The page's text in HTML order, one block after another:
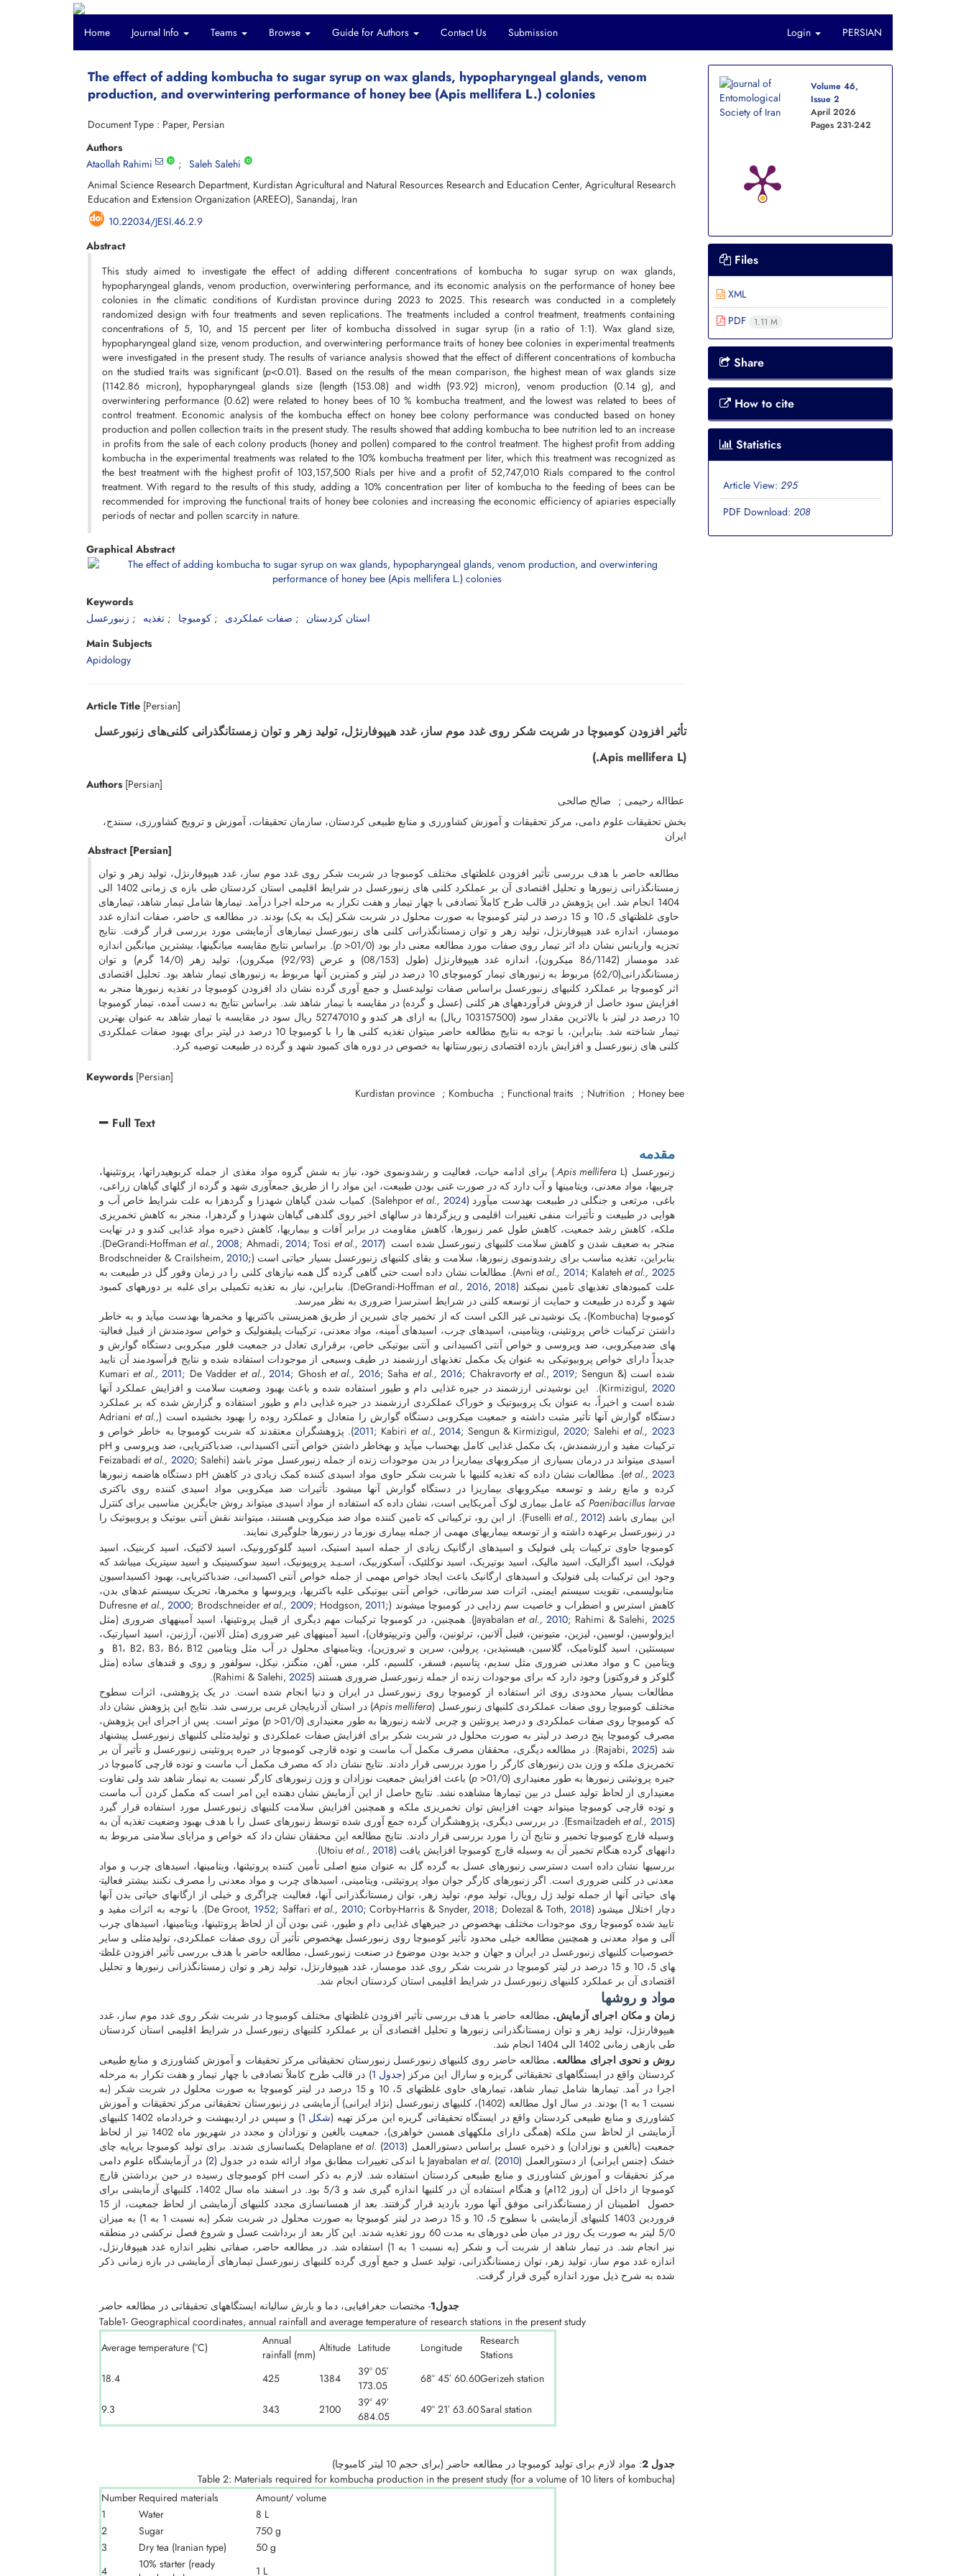
Home Journal Info Teams Browse Guide for Authors Contact Us Submission Login PERSIAN
The effect of adding kombucha to sugar syrup on wax glands, hypopharyngeal glands, venom
production, and overwintering performance of honey bee (Apis mellifera L.) colonies
Document Type : Paper, Persian
Authors
Ataollah Rahimi
Saleh Salehi
Animal Science Research Department, Kurdistan Agricultural and Natural Resources Research and Education Center, Agricultural Research
Education and Extension Organization (AREEO), Sanandaj, Iran
10.22034/JESI.46.2.9
Abstract
This study aimed to investigate the effect of adding different concentrations of kombucha to sugar syrup on wax glands,
hypopharyngeal glands, venom production, overwintering performance, and its economic analysis on the performance of honey bee
colonies in the climatic conditions of Kurdistan province during 2023 to 2025. This research was conducted in a completely
randomized design with four treatments and seven replications. The treatments included a control treatment, treatments containing
concentrations of 5, 10, and 15 percent per liter of kombucha dissolved in sugar syrup (in a ratio of 1:1). Wax gland size,
hypopharyngeal gland size, venom production, and overwintering performance traits of honey bee colonies in experimental treatments
were investigated in the present study. The results of variance analysis showed that the effect of different concentrations of kombucha
on the studied traits was significant (p<0.01). Based on the results of the mean comparison, the highest mean of wax glands size
(1142.86 micron), hypopharyngeal glands size (length (153.08) and width (93.92) micron), venom production (0.14 g), and
overwintering performance (0.62) were related to honey bees of 10 % kombucha treatment, and the lowest was related to bees of
control treatment. Economic analysis of the kombucha effect on honey bee colony performance was conducted based on honey
production and pollen collection traits in the present study. The results showed that adding kombucha to bee nutrition led to an increase
in profits from the sale of each colony products (honey and pollen) compared to the control treatment. The highest profit from adding
kombucha in the experimental treatments was related to the 10% kombucha treatment per liter, which this treatment was recognized as
the best treatment with the highest profit of 103,157,500 Rials per hive and a profit of 52,747,010 Rials compared to the control
treatment. With regard to the results of this study, adding a 10% concentration per liter of kombucha to the feeding of bees can be
recommended for improving the functional traits of honey bee colonies and increasing the economic efficiency of apiaries especially
periods of nectar and pollen scarcity in nature.
Graphical Abstract
Keywords
زنبورعسل
تغذیه کومبوچا صفات عملکردی
استان کردستان
Main Subjects
Apidology
Article Title [Persian]
تأثیر افزودن کومبوچا در شربت شکر روی غدد موم ساز، غدد هیپوفارنژل، تولید زهر و توان زمستانگذرانی کلنی‌های زنبورعسل
(Apis mellifera L.)
Authors [Persian]
عطااله رحیمی
صالح صالحی
بخش تحقیقات علوم دامی، مرکز تحقیقات و آموزش کشاورزی و منابع طبیعی کردستان، سازمان تحقیقات، آموزش و ترویج کشاورزی، سنندج،
ایران
Abstract[Persian]
مطالعه حاضر با هدف بررسی تأثیر افزودن غلظت­های مختلف کومبوچا در شربت شکر روی غدد موم ­ساز، غدد هیپوفارنژل، تولید زهر و توان
زمستانگذرانی زنبورها و تحلیل اقتصادی آن بر عملکرد کلنی ­های زنبورعسل در شرایط اقلیمی استان کردستان طی بازه­ ی زمانی 1402 الی
1404 انجام شد. این پژوهش در قالب طرح کاملاً تصادفی با چهار تیمار و هفت تکرار به مرحله اجرا درآمد. تیمارها شامل تیمار شاهد، تیمارهای
حاوی غلظت­های 5، 10 و 15 درصد در لیتر کومبوچا به صورت محلول در شربت شکر (یک ­به ­یک) بودند. در مطالعه­ ی حاضر، صفات اندازه غدد
موم­ساز، اندازه غدد هیپوفارنژل، تولید زهر و توان زمستانگذرانی کلنی­ های زنبورعسل تیمارهای آزمایشی مورد بررسی قرار گرفت. نتایج
تجزیه واریانس نشان داد اثر تیمار روی صفات مورد مطالعه معنی ­دار بود (01/0<
p). براساس نتایج مقایسه میانگین­ها، بیشترین میانگین اندازه
غدد موم­ساز (86/1142 میکرون)، اندازه غدد هیپوفارنژل (طول (08/153) و عرض (92/93) میکرون)، تولید زهر (14/0 گرم) و توان
زمستانگذرانی(62/0) مربوط به زنبورهای تیمار کومبوچای 10 درصد در لیتر و کمترین آنها مربوط به زنبورهای تیمار شاهد بود. تحلیل اقتصادی
اثر کومبوچا بر عملکرد کلنی­های زنبورعسل براساس صفات تولیدعسل و جمع­ آوری گرده نشان داد افزودن کومبوچا در تغذیه زنبورها منجر به
افزایش سود حاصل از فروش فرآورده­های هر کلنی (عسل و گرده) در مقایسه با تیمار شاهد شد. براساس نتایج به ­دست آمده، تیمار کومبوچا
10 درصد در لیتر با بالاترین مقدار سود (103157500 ریال) به ازای هر کندو و 52747010 ریال سود در مقایسه با تیمار شاهد به عنوان بهترین
تیمار شناخته شد. بنابراین، با توجه به نتایج مطالعه حاضر می­توان تغذیه کلنی­ ها را با کومبوچا 10 درصد در لیتر برای بهبود صفات عملکردی
کلنی ­های زنبورعسل و افزایش بازده اقتصادی زنبورستان­ها به ­خصوص در دوره ­های کمبود شهد و گرده در طبیعت توصیه کرد.
Keywords [Persian]
Honey bee
Nutrition
Functional traits
Kombucha
Kurdistan province
Full Text
مقدمه
زنبورعسل ( Apis melliferaL.) برای ادامه حیات، فعالیت و رشدونموی خود، نیاز به شش گروه مواد مغذی از جمله کربوهیدرات­ها، پروتئین­ها،
چربی­ها، مواد معدنی، ویتامین­ها و آب دارد که در صورت غنی بودن طبیعت، این مواد را از طریق جمع­آوری شهد و گرده از گل­های گیاهان زراعی،
باغی، مرتعی و جنگلی در طبیعت به­دست می­آورد (Salehpor
et al., 2024
). کمیاب شدن گیاهان شهدزا و گرده­زا به علت شرایط خاص آب و
هوایی در طبیعت و تأثیرات منفی تغییرات اقلیمی و ریزگردها در سال­های اخیر روی گلدهی گیاهان شهدزا و گرده­زا، منجر به کاهش تخمریزی
ملکه، کاهش رشد جمعیت، کاهش طول عمر زنبورها، کاهش مقاومت در برابر آفات و بیماری­ها، کاهش ذخیره مواد غذایی کندو و در نهایت
منجر به ضعیف شدن و کاهش سلامت کلنی­های زنبورعسل شده است (DeGrandi-Hoffman
et al.,2008; Ahmadi,2014; Tosi et al., 2017
).
بنابراین، تغذیه مناسب برای رشدونموی زنبورها، سلامت و بقای کلنی­های زنبورعسل بسیار حیاتی است (Brodschneider & Crailsheim, 2010;
Avniet al., 2014; Kalatehet al., 2025
). مطالعات نشان داده است حتی گاهی گرده گل همه نیازهای کلنی را در زمان وفور گل در طبیعت به
علت کمبودهای تغذیه­ای تامین نمی­کند (DeGrandi-Hoffman
et al., 2016,2018
). بنابراین، نیاز به تغذیه تکمیلی برای غلبه بر دوره­های کمبود
شهد و گرده در طبیعت و حمایت از توسعه کلنی در شرایط استرس­زا ضروری به نظر می­رسد.
کومبوچا (Kombucha)، یک نوشیدنی غیر الکی است که از تخمیر چای شیرین از طریق همزیستی باکتری­ها و مخمرها به­دست می­آید و به خاطر
داشتن ترکیبات خاص پروتئینی، ویتامینی، اسیدهای چرب، اسیدهای آمینه، مواد معدنی، ترکیبات پلی­فنولیک و خواص سودمندش از قبیل فعالیت­
های ضدمیکروبی، ضد ویروسی و خواص آنتی اکسیدانی و آنتی بیوتیکی خاص، برقراری تعادل در جمعیت فلور میکروبی دستگاه گوارش و
جدیداً دارای خواص پروبیوتیکی به عنوان یک مکمل تغذیه­ای ارزشمند در طیف وسیعی از موجودات استفاده شده و نتایج فرآسودمند آن تایید
شده است (Kumari
et al., 2011; De Vadderet al.,2014; Ghoshet al., 2016; Saha et al., 2016; Chakravortyet al.,2019; Sengun &
Kirmizigul, 2020
). این نوشیدنی ارزشمند در جیره غذایی دام و طیور استفاده شده و باعث بهبود وضعیت سلامت و افزایش عملکرد آنها
شده است و اخیراً، به عنوان یک پروبیوتیک و خوراک عملکردی ارزشمند در جیره غذایی دام و طیور استفاده و گزارش شده که بر عملکرد
دستگاه گوارش آنها تأثیر مثبت داشته و جمعیت میکروبی دستگاه گوارش را متعادل و عملکرد روده را بهبود بخشیده است (Adrianiet al.,
2011; Kabiriet al., 2014; Sengun & Kirmizigul, 2020; Salehiet al., 2023
). پژوهشگران معتقدند که شربت کومبوچا به خاطر خواص و
ترکیبات مفید و ارزشمندش، یک مکمل غذایی کامل به­حساب می­آید و به­خاطر داشتن خواص آنتی اکسیدانی، ضدباکتریایی، ضد ویروسی و pH
اسیدی می­تواند در درمان بسیاری از میکروب­های بیماری­زا در بدن موجودات زنده از جمله زنبورعسل موثر باشد (Feizabadi
et al., 2020; Salehi
et al., 2023
). مطالعات نشان داده که تغذیه کلنی­ها با شربت شکر حاوی مواد اسیدی کننده کمک زیادی در کاهش pH دستگاه هاضمه زنبورها
کرده و مانع رشد و توسعه میکروب­های بیماری­زا در دستگاه گوارش آنها می­شود. تأثیرات ضد میکروبی مواد اسیدی کننده روی باکتری
Paenibacillus larvaeکه عامل بیماری لوک آمریکایی است، نشان داده که استفاده از مواد اسیدی می­تواند روش جایگزین مناسبی برای کنترل
این بیماری باشد (Fuselli
et al., 2012
). از این رو، ترکیباتی که تامین کننده مواد ضد میکروبی هستند، می­توانند نقش آنتی بیوتیک و پروبیوتیک را
در زنبورعسل برعهده داشته و از توسعه بیماری­های مهمی از جمله بیماری نوزما در زنبورها جلوگیری نمایند.
کومبوچا حاوی ترکیبات پلی فنولیک و اسیدهای ارگانیک زیادی از جمله اسید استیک، اسید گلوکورونیک، اسید لاکتیک، اسید کربنیک، اسید
فولیک، اسید اگزالیک، اسید مالیک، اسید بوتیریک، اسید نوکلئیک، آسکوربیک، اسـیـد پروپیونیک، اسید سوکسینیک و اسید سیتریک می­باشد که
وجود این ترکیبات پلی فنولیک و اسیدهای ارگانیک باعث ایجاد خواص مهمی از جمله خواص آنتی اکسیدانی، ضدباکتریایی، بهبود اکسیداسیون
متابولیسمی، تقویت سیستم ایمنی، اثرات ضد سرطانی، خواص آنتی بیوتیکی علیه باکتری­ها، ویروس­ها و مخمرها، تحریک سیستم غده­ای بدن،
کاهش استرس و اضطراب و خاصیت سم زدایی در کومبوچا می­شوند (Dufresne
et al., 2000; Brodschneideret al., 2009; Hodgson,2011;
Jayabalanet al., 2010; Rahimi & Salehi, 2025
). همچنین، در کومبوچا ترکیبات مهم دیگری از قیبل پروتئین­ها، اسید آمینه­های ضروری (مثل
ایزولوسین، لوسین، لیزین، متیونین، فنیل آلانین، ترئونین، وآلین وتریپتوفان)، اسید آمینه­های غیر ضروری (مثل آلانین، آرژنین، اسید اسپارتیک،
سیستئین، اسید گلوتامیک، گلاسین، هیستیدین، پرولین، سرین و تیروزین)، ویتامین­های محلول در آب مثل ویتامین B1، B2، B3، B6، B12 و
ویتامین C و مواد معدنی ضروری مثل سدیم، پتاسیم، فسفر، کلسیم، کلر، مس، آهن، منگنز، نیکل، سولفور و روی و قندهای ساده (مثل
گلوکز و فروکتوز) وجود دارد که برای موجودات زنده از جمله زنبورعسل ضروری هستند (Rahimi & Salehi,2025
).
مطالعات بسیار محدودی روی اثر استفاده از کومبوچا روی زنبورعسل در ایران و دنیا انجام شده است. در یک پژوهشی، اثرات سطوح
مختلف کومبوچا روی صفات عملکردی کلنی­های زنبورعسل (Apis mellifera) در استان آذربایجان غربی بررسی شد. نتایج این پژوهش نشان داد
که کومبوچا روی صفات عملکردی و درصد پروتئین و چربی لاشه زنبورها به طور معنی­داری (01/0<
p) موثر است. پس از اجرای این پژوهش،
مصرف کومبوچا پنج درصد در لیتر به صورت محلول در شربت شکر برای افزایش صفات عملکردی و تولیدمثلی کلنی­های زنبورعسل پیشنهاد
شد (Rajabi,2025
). در مطالعه دیگری، محققان مصرف مکمل آب ماست و توده قارچی کومبوچا در جیره پروتئینی زنبورعسل و تأثیر آن بر
تخمریزی ملکه و وزن بدن زنبورهای کارگر را مورد بررسی قرار دادند. نتایج نشان داد که مصرف مکمل آب ماست و توده قارچی کامبوچا در
جیره پروتیئنی زنبورها به طور معنی­داری (01/0<
p) باعث افزایش جمعیت نوزادان و وزن زنبورهای کارگر نسبت به تیمار شاهد شد ولی تفاوت
معنی­داری از لحاظ تولید عسل در بین تیمارها مشاهده نشد. نتایج حاصل از این آزمایش نشان دهنده این امر است که مکمل کردن آب ماست
و توده قارچی کومبوچا می­تواند جهت افزایش توان تخمریزی ملکه و همچنین افزایش سلامت کلنی­های زنبورعسل مورد استفاده قرار گیرد
(Esmailzadeh
et al., 2015
). در بررسی دیگری، پژوهشگران گرده جمع آوری شده توسط زنبورهای عسل را با هدف بهبود وضعیت تغذیه آن به
وسیله قارچ کومبوچا تخمیر و نتایج آن را مورد بررسی قرار دادند. نتایج مطالعه این محققان نشان داد که خواص و مزایای سلامتی مربوط به
دانه­های گرده هنگام تخمیر آن به وسیله قارچ کومبوچا افزایش یافت (Utoiu
et al., 2018
).
بررسی­ها نشان داده است دسترسی زنبورهای عسل به گرده گل به عنوان منبع اصلی تأمین کننده پروتیئن­ها، ویتامین­ها، اسیدهای چرب و مواد
معدنی در کلنی ضروری است. اگر زنبورهای کارگر جوان مواد پروتیئنی، ویتامینی، اسیدهای چرب و مواد معدنی را مصرف نکنند بیشتر فعالیت­
های حیاتی آنها از جمله تولید ژل رویال، تولید موم، تولید زهر، توان زمستانگذرانی آنها، فعالیت چراگری و خیلی از ارگان­های حیاتی بدن آنها
دچار اختلال می­شود (De Groot,
1952; Saffariet al., 2010; Corby-Harris & Snyder,2018; Dolezal & Toth, 2018
). با توجه به اثرات مفید و
تایید شده کومبوچا روی موجودات مختلف به­خصوص در جیره­های غذایی دام و طیور، غنی بودن آن از لحاظ پروتئین­ها، ویتامین­ها، اسیدهای چرب
آلی و مواد معدنی و همچنین مطالعه خیلی محدود تأثیر کومبوچا روی زنبورعسل به­خصوص تأثیر آن روی صفات عملکردی، تولیدمثلی و سایر
خصوصیات کلنی­های زنبورعسل در ایران و جهان و جدید بودن موضوع در صنعت زنبورعسل، مطالعه حاضر با هدف بررسی تأثیر افزودن غلظت­
های 5، 10 و 15 درصد در لیتر کومبوچا در شربت شکر روی غدد موم­ساز، غدد هیپوفارنژل، تولید زهر و توان زمستانگذرانی زنبورها و تحلیل
اقتصادی آن بر عملکرد کلنی­های زنبورعسل در شرایط اقلیمی استان کردستان انجام شد.
مواد و روش­ها
زمان و مکان اجرای آزمایش. مطالعه حاضر با هدف بررسی تأثیر افزودن غلظت­های مختلف کومبوچا در شربت شکر روی غدد موم ساز، غدد
هیپوفارنژل، تولید زهر و توان زمستانگذرانی زنبورها و تحلیل اقتصادی آن بر عملکرد کلنی­های زنبورعسل در شرایط اقلیمی استان کردستان
طی بازه­ی زمانی 1402 الی 1404 انجام شد.
روش و نحوی اجرای مطالعه. مطالعه حاضر روی کلنی­های زنبورعسل زنبورستان تحقیقاتی مرکز تحقیقات و آموزش کشاورزی و منابع طبیعی
کردستان واقع در ایستگاه­های تحقیقاتی گریزه و سارال این مرکز (جدول 1 ) در قالب طرح کاملاً تصادفی با چهار تیمار و هفت تکرار به مرحله
اجرا در آمد. تیمارها شامل تیمار شاهد، تیمارهای حاوی غلظت­های 5، 10 و 15 درصد در لیتر کومبوچا به صورت محلول در شربت شکر (به
نسبت 1 به 1) بودند. در سال اول مطالعه (1402)، کلنی­های زنبورعسل (نژاد ایرانی) آزمایشی در زنبورستان تحقیقاتی مرکز تحقیقات و آموزش
کشاورزی و منابع طبیعی کردستان واقع در ایستگاه تحقیقاتی گریزه این مرکز تهیه (شکل 1
) و سپس در اردیبهشت و خردادماه 1402 کلنی­های
آزمایشی از لحاظ سن ملکه (همگی دارای ملکه­های هم­سن خواهری)، جمعیت بالغین و نوزادان و مجدد در شهریور ماه 1402 نیز از لحاظ
جمعیت (بالغین و نوزادان) و ذخیره عسل براساس دستورالعمل Delaplane
et al. (2013
) یکسان­سازی شدند. برای تولید کومبوچا برپایه چای
خشک (جنس ایرانی) از دستورالعمل Jayabalan
et al. (2010) با اندکی تغییرات مطابق مواد ارائه شده در جدول ( 2) در آزمایشگاه علوم دامی
مرکز تحقیقات و آموزش کشاورزی و منابع طبیعی کردستان استفاده شد. لازم به ذکر است pH کومبوچای رسیده در حین برداشتن قارچ
کومبوچا از داخل آن (روز 12­ام) و هنگام استفاده آن در کلنی­ها اندازه گیری شد و 5/3 بود. در اسفند ماه سال 1402، کلنی­های آزمایشی برای
حصول اطمینان از زمستانگذرانی موفق آنها مورد بازدید قرار گرفتند. بعد از همسان­سازی مجدد کلنی­های آزمایشی از لحاظ جمعیت، از 15
فروردین 1403 کلنی­های آزمایشی با سطوح 5، 10 و 15 درصد در لیتر کومبوچا به صورت محلول در شربت شکر (به نسبت 1 به 1) به میزان
5/0 لیتر به صورت یک روز در میان طی دوره­ای به مدت 60 روز تغذیه شدند. این کار بعد از برداشت عسل و شروع فصل نرکشی در منطقه
نیز انجام شد. در تیمار شاهد از شربت آب و شکر (به نسبت 1 به 1) استفاده شد. در مطالعه حاضر، صفاتی نظیر اندازه غدد هیپوفارنژل،
اندازه غدد موم ساز، تولید زهر، توان زمستانگذرانی، تولید عسل و جمع آوری گرده کلنی­های زنبورعسل تیمارهای آزمایشی در بازه زمانی ذکر
شده به شرح ذیل مورد اندازه گیری قرار گرفت.
جدول1 - مختصات جغرافیایی، دما و بارش سالیانه ایستگاه­های تحقیقاتی در مطالعه حاضر
Table1- Geographical coordinates, annual rainfall and average temperature of research stations in the present study
Average temperature (°C)
Annual
rainfall (mm) Altitude Latitude Longitude
Research
Stations
18.4
425 1384
39° 05′
173.05
68° 45′ 60.60Gerizeh station
9.3 343 2100
39° 49′
684.05
49° 21′ 63.60Saral station
جدول 2 : مواد لازم برای تولید کومبوچا در مطالعه حاضر (برای حجم 10 لیتر کامبوچا)
Table 2: Materials required for kombucha production in the present study (for a volume of 10 liters of kombucha)
Number Required materials
Amount/ volume
1
Water
8 L
2
Sugar
750 g
3
Dry tea (Iranian type)
50 g
4
10% starter (ready
1 L
Volume 46,
Issue 2
April 2026
Pages231-242
Files
XML
PDF
1.11 M
Share
How to cite
Statistics
Article View: 295
PDF Download: 208